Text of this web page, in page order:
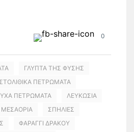
0
ΓΛΥΠΤΑ ΤΗΣ ΦΥΣΗΣ
ΠΕΤΡΩΜΑΤΑ
ΠΕΤΡΩΜΑΤΑ
ΛΕΥΚΩΣΙΑ
ΜΕΣΑΟΡΙΑ
ΣΠΗΛΙΕΣ
ΦΑΡΑΓΓΙ ΔΡΑΚΟΥ